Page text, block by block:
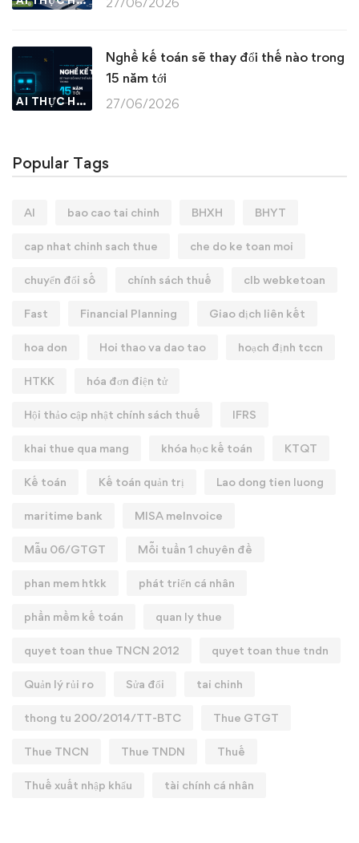
27/06/2026
AI THỰC HÀNH
Nghề kế toán sẽ thay đổi thế nào trong
15 năm tới
27/06/2026
Popular Tags
AI bao cao tai chinh BHXH BHYT
cap nhat chinh sach thue che do ke toan moi
chuyển đổi số chính sách thuế clb webketoan
Fast Financial Planning Giao dịch liên kết
hoa don Hoi thao va dao tao hoạch định tccn
HTKK hóa đơn điện tử
Hội thảo cập nhật chính sách thuế IFRS
khai thue qua mang khóa học kế toán KTQT
Kế toán Kế toán quản trị Lao dong tien luong
maritime bank MISA meInvoice
Mẫu 06/GTGT Mỗi tuần 1 chuyên đề
phan mem htkk phát triển cá nhân
phần mềm kế toán quan ly thue
quyet toan thue TNCN 2012 quyet toan thue tndn
Quản lý rủi ro Sửa đổi tai chinh
thong tu 200/2014/TT-BTC Thue GTGT
Thue TNCN Thue TNDN Thuế
Thuế xuất nhập khẩu tài chính cá nhân